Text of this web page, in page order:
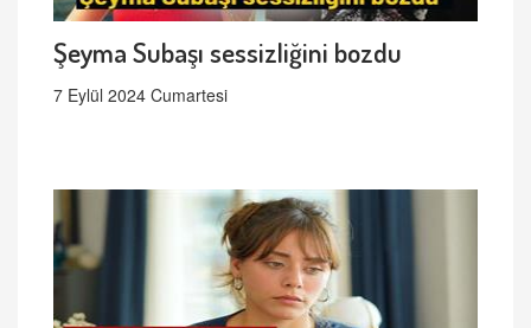
Şeyma Subaşı sessizliğini bozdu
7 Eylül 2024 Cumartesi